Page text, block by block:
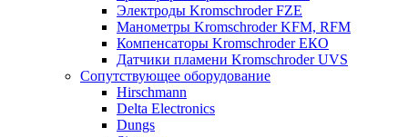
Электроды Kromschroder FZE
Манометры Kromschroder KFM, RFM
Компенсаторы Kromschroder ЕКО
Датчики пламени Kromschroder UVS
Сопутствующее оборудование
Hirschmann
Delta Electronics
Dungs